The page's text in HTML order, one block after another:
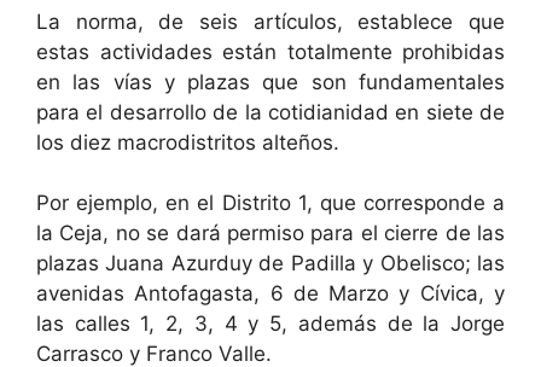
La norma, de seis artículos, establece que
estas actividades están totalmente prohibidas
en las vías y plazas que son fundamentales
para el desarrollo de la cotidianidad en siete de
los diez macrodistritos alteños.
Por ejemplo, en el Distrito 1, que corresponde a
la Ceja, no se dará permiso para el cierre de las
plazas Juana Azurduy de Padilla y Obelisco; las
avenidas Antofagasta, 6 de Marzo y Cívica, y
las calles 1, 2, 3, 4 y 5, además de la Jorge
Carrasco y Franco Valle.